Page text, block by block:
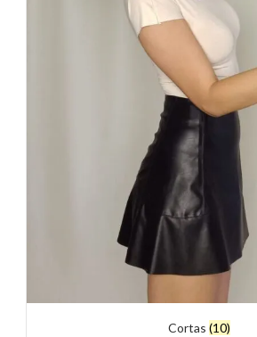
Cortas (10)